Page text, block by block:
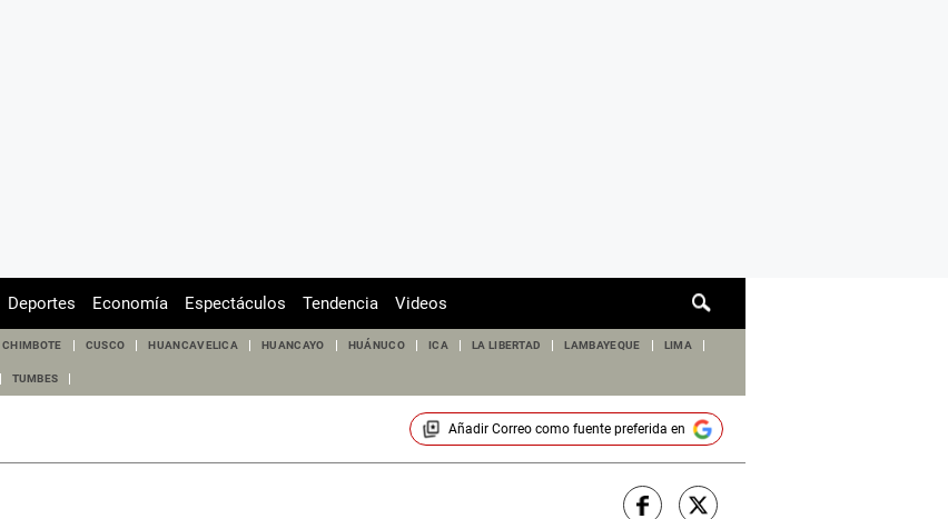
de
Deportes Economía Espectáculos Tendencia Videos
CHIMBOTE CUSCO HUANCAVELICA HUANCAYO HUÁNUCO ICA LA LIBERTAD LAMBAYEQUE LIMA
TUMBES
Añadir Correocomo fuente preferida en